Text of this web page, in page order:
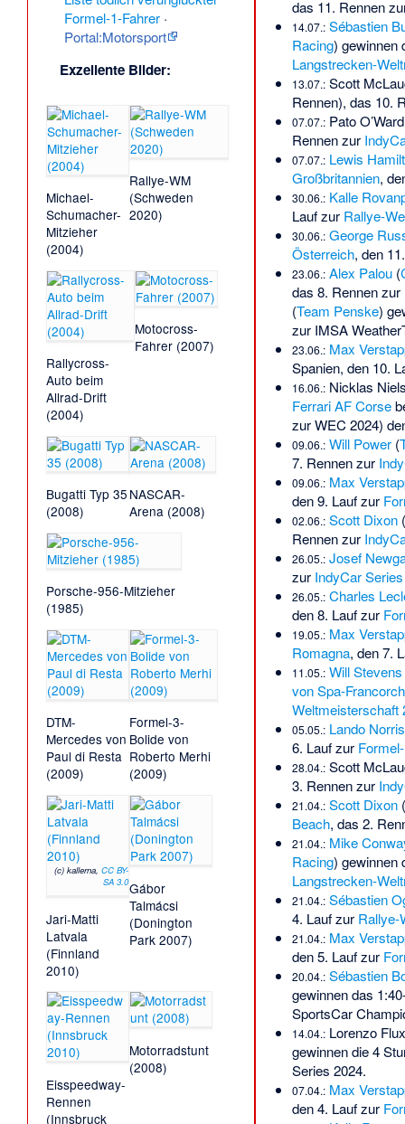
das 11. Rennen
14.07.: Sébastien
Racing) gewinnen
Langstrecken-
13.07.: Scott
Rennen), das 10.
07.07.: Pato O’Ward
Rennen zur
07.07.: Lewis
Großbritannien,
30.06.: Kalle
Lauf zur Rallye-
30.06.: George
Österreich, den
23.06.: Alex Palou(
das 8. Rennen zur
(Team Penske)
zur IMSA
23.06.: Max
Spanien, den 10.
16.06.: Nicklas
Ferrari AF Corse
zurWEC2024)
09.06.: Will Power(
7. Rennen zur
09.06.: Max
den 9. Lauf zur
02.06.: Scott Dixon(
Rennen zur
26.05.: Josef
zur IndyCar
26.05.: Charles
den 8. Lauf zur
19.05.: Max
Romagna, den 7.
11.05.: Will Stevens
von Spa-
Weltmeisterschaft
05.05.: Lando Norris
6. Lauf zur
28.04.: Scott
3. Rennen zur
21.04.: Scott Dixon(
Beach, das 2.
21.04.: Mike
Racing) gewinnen
Langstrecken-
21.04.: Sébastien
4. Lauf zur Rallye-
21.04.: Max
den 5. Lauf zur
20.04.: Sébastien
gewinnen das
SportsCar
14.04.: Lorenzo
gewinnen die4
Series 2024.
07.04.: Max
den 4. Lauf zur
Formel-1-Fahrer·
Portal:Motorsport
Exzellente Bilder:
Michael-
Schumacher-
Mitzieher
(2004)
Rallye-WM
(Schweden
2020)
Rallycross-
Auto beim
Allrad-Drift
(2004)
Motocross-
Fahrer (2007)
Bugatti Typ 35
(2008)
NASCAR-
Arena (2008)
Porsche-956-Mitzieher
(1985)
DTM-
Mercedes von
Paul di Resta
(2009)
Formel-3-
Bolide von
Roberto Merhi
(2009)
(c) kallerna, CC BY-
SA 3.0
Jari-Matti
Latvala
(Finnland
2010)
Gábor
Talmácsi
(Donington
Park 2007)
Eisspeedway-
Rennen
(Innsbruck
Motorradstunt
(2008)